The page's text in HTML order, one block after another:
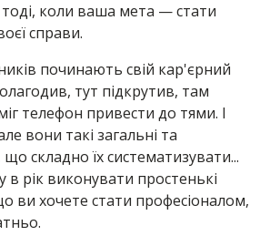
коли ваша мета — стати
справи.
починають свій кар'єрний
тут підкрутив, там
телефон привести до тями. І
вони такі загальні та
складно їх систематизувати...
в рік виконувати простенькі
ви хочете стати професіоналом,